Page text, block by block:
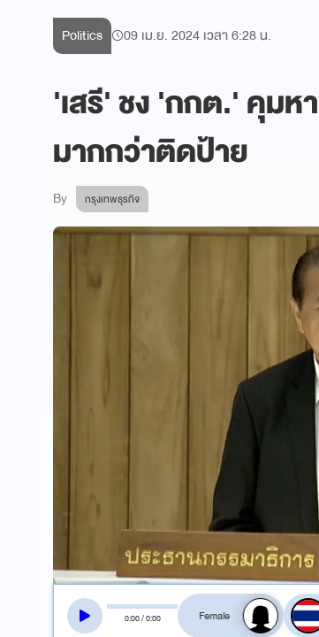
Politics 09 เม.ย. 2024 เวลา 6:28 น.
'เสรี' ชง 'กกต.' คุมหา
มากกว่าติดป้าย
By กรุงเทพธุรกิจ
0:00/0:00
สลับเสียงอ่าน